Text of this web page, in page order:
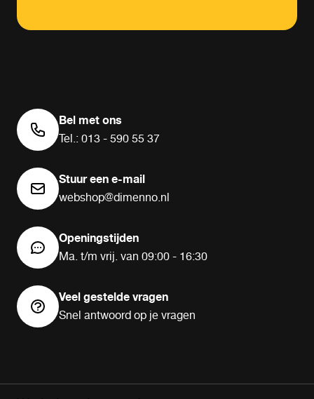
Bel met ons
Tel.: 013 - 590 55 37
Stuur een e-mail
webshop@dimenno.nl
Openingstijden
Ma. t/m vrij. van 09:00 - 16:30
Veel gestelde vragen
Snel antwoord op je vragen